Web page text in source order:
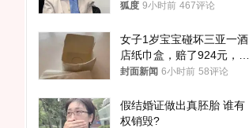
狐度 9小时前 467评论
女子1岁宝宝碰坏三亚一酒
店纸巾盒，赔了924元，发
帖吐槽后酒店退还一半的
封面新闻 6小时前 58评论
假结婚证做出真胚胎 谁有
权销毁?